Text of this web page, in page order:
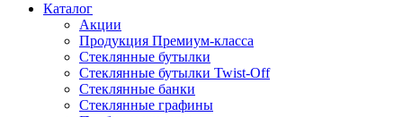
Каталог
Акции
Продукция Премиум-класса
Стеклянные бутылки
Стеклянные бутылки Twist-Off
Стеклянные банки
Стеклянные графины